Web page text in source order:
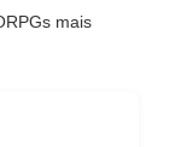
mais